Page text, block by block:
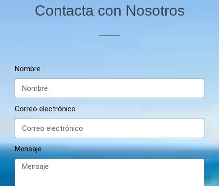
Contacta con Nosotros
Nombre
Correo electrónico
Mensaje